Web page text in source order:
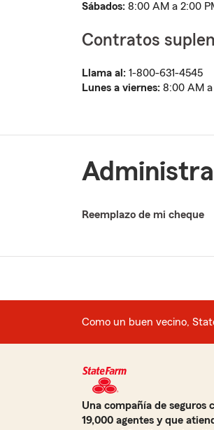
Sábados: 8:00 AM a 2:00
Contratos
Llama al: 1-800-631-4545
Lunes a viernes: 8:00 AM
Reemplazo de mi cheque
Como un buen vecino,
Una compañía de seguros
19,000 agentes y que